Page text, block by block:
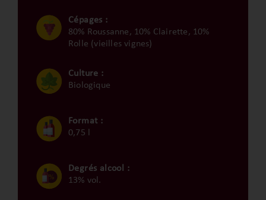
Cépages :
80% Roussanne, 10% Clairette, 10%
Rolle (vieilles vignes)
Culture :
Biologique
Format :
0,75 l
Degrés alcool :
13% vol.